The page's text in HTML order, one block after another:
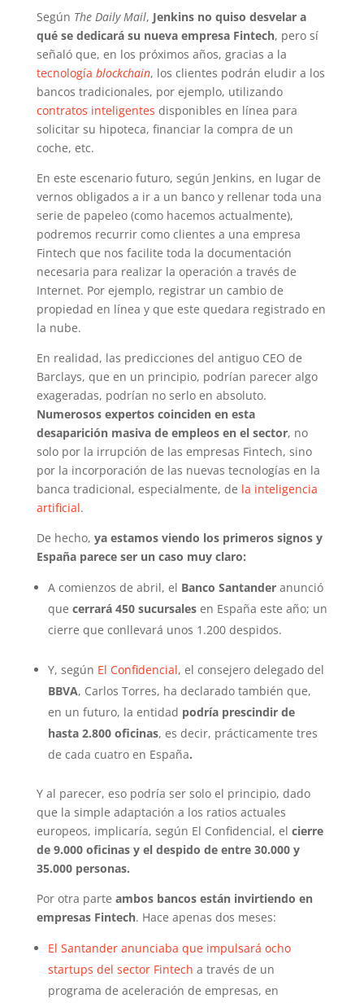
Según The Daily Mail, Jenkins no quiso desvelar a
qué se dedicará su nueva empresa Fintech, pero sí
señaló que, en los próximos años, gracias a la
tecnología blockchain, los clientes podrán eludir a los
bancos tradicionales, por ejemplo, utilizando
contratos inteligentes disponibles en línea para
solicitar su hipoteca, financiar la compra de un
coche, etc.
En este escenario futuro, según Jenkins, en lugar de
vernos obligados a ir a un banco y rellenar toda una
serie de papeleo (como hacemos actualmente),
podremos recurrir como clientes a una empresa
Fintech que nos facilite toda la documentación
necesaria para realizar la operación a través de
Internet. Por ejemplo, registrar un cambio de
propiedad en línea y que este quedara registrado en
la nube.
En realidad, las predicciones del antiguo CEO de
Barclays, que en un principio, podrían parecer algo
exageradas, podrían no serlo en absoluto.
Numerosos expertos coinciden en esta
desaparición masiva de empleos en el sector, no
solo por la irrupción de las empresas Fintech, sino
por la incorporación de las nuevas tecnologías en la
banca tradicional, especialmente, de la inteligencia
artificial.
De hecho, ya estamos viendo los primeros signos y
España parece ser un caso muy claro:
A comienzos de abril, el Banco Santander anunció
que cerrará 450 sucursales en España este año; un
cierre que conllevará unos 1.200 despidos.
Y, según El Confidencial, el consejero delegado del
BBVA, Carlos Torres, ha declarado también que,
en un futuro, la entidad podría prescindir de
hasta 2.800 oficinas, es decir, prácticamente tres
de cada cuatro en España.
Y al parecer, eso podría ser solo el principio, dado
que la simple adaptación a los ratios actuales
europeos, implicaría, según El Confidencial, el cierre
de 9.000 oficinas y el despido de entre 30.000 y
35.000 personas.
Por otra parte ambos bancos están invirtiendo en
empresas Fintech. Hace apenas dos meses:
El Santander anunciaba que impulsará ocho
startups del sector Fintech a través de un
programa de aceleración de empresas, en